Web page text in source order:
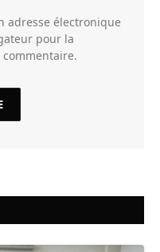
adresse électronique
pour la